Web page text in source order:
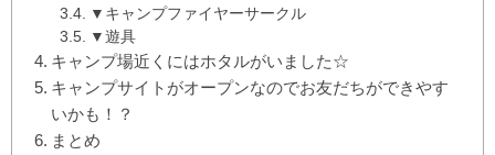
▼キャンプファイヤーサークル
▼遊具
キャンプ場近くにはホタルがいました☆
キャンプサイトがオープンなのでお友だちができやす
いかも！？
まとめ